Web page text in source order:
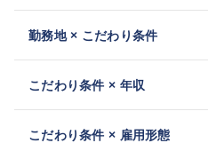
勤務地 × こだわり条件
こだわり条件 × 年収
こだわり条件 × 雇用形態